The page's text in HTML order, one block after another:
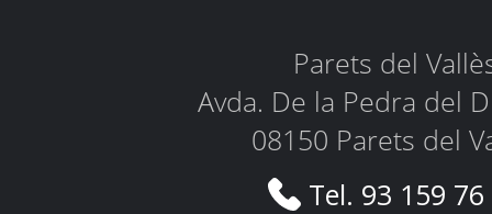
Parets del
Avda. De la Pedra del
08150 Parets del
Tel. 93 159